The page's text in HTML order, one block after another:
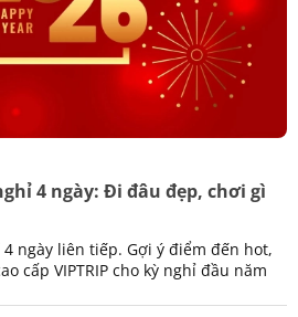
4 ngày: Đi đâu đẹp, chơi gì
ngày liên tiếp. Gợi ý điểm đến hot,
cấp VIPTRIP cho kỳ nghỉ đầu năm